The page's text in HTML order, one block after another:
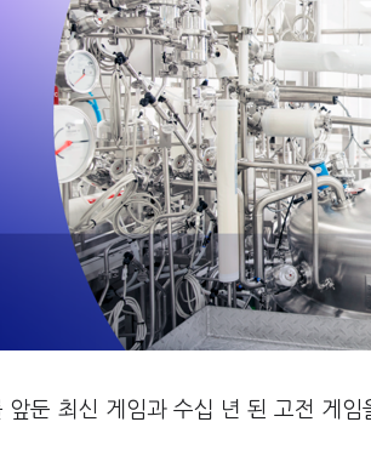
앞둔 최신 게임과 수십 년 된 고전 게